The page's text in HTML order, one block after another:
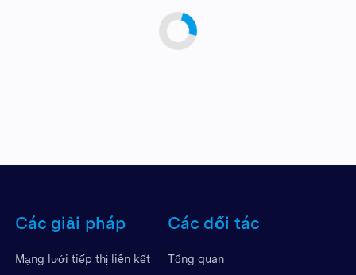
Các giải pháp
Mạng lưới tiếp thị liên kết
Các đối tác
Tổng quan